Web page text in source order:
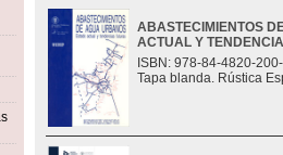
ABASTECIMIENTOS
ACTUAL Y
ISBN: 978-84-4820-
Tapa blanda. Rústica